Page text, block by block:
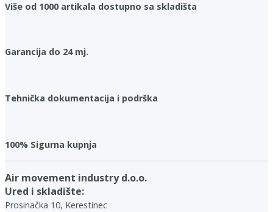
Više od 1000 artikala dostupno sa skladišta
Garancija do 24 mj.
Tehnička dokumentacija i podrška
100% Sigurna kupnja
Air movement industry d.o.o.
Ured i skladište:
Prosinačka 10, Kerestinec